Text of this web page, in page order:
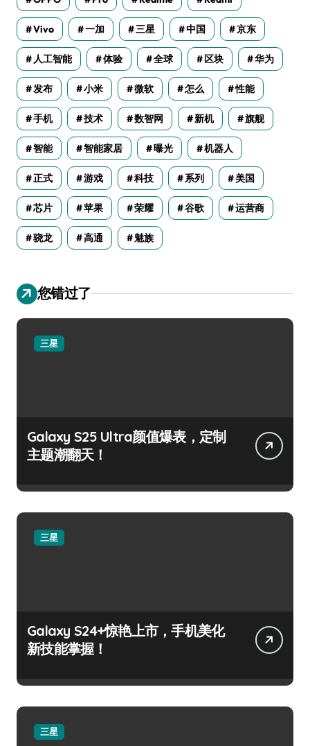
Vivo 一加 三星 中国 京东
人工智能 体验 全球 区块 华为
发布 小米 微软 怎么 性能
手机 技术 数智网 新机 旗舰
智能 智能家居 曝光 机器人
正式 游戏 科技 系列 美国
芯片 苹果 荣耀 谷歌 运营商
骁龙 高通 魅族
您错过了
三星
Galaxy S25 Ultra颜值爆表，定制
主题潮翻天！
三星
Galaxy S24+惊艳上市，手机美化
新技能掌握！
三星